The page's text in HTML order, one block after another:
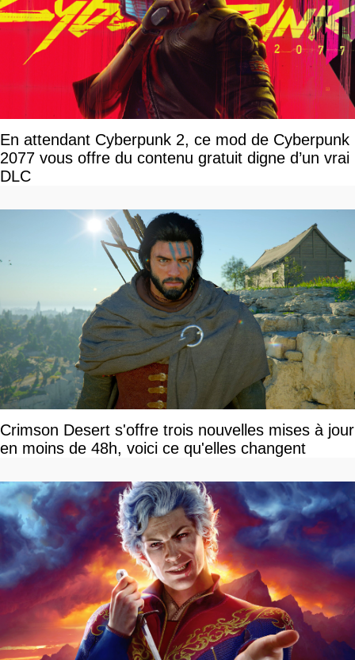
En attendant Cyberpunk 2, ce mod de Cyberpunk
2077 vous offre du contenu gratuit digne d’un vrai
DLC
Crimson Desert s'offre trois nouvelles mises à jour
en moins de 48h, voici ce qu'elles changent